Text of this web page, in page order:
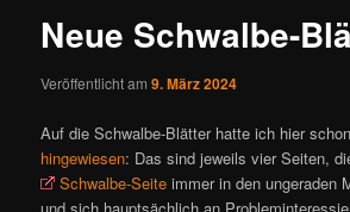
a
s
a
v
i
Neue Schwalbe-
Veröffentlicht am9. März 2024
Auf die Schwalbe-Blätter hatte ich hier
hingewiesen: Das sind jeweils vier Seiten,
Schwalbe-Seite immer in den ungeraden
und sich hauptsächlich an